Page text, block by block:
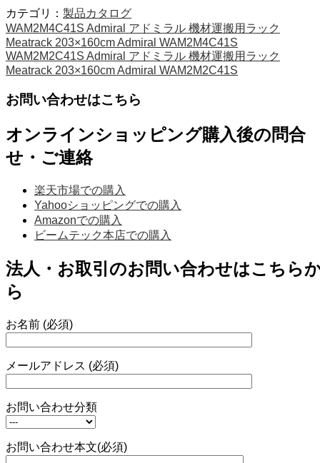
カテゴリ： 製品カタログ
WAM2M4C41S Admiral アドミラル 機材運搬用ラック
Meatrack 203×160cm Admiral WAM2M4C41S
WAM2M2C41S Admiral アドミラル 機材運搬用ラック
Meatrack 203×160cm Admiral WAM2M2C41S
お問い合わせはこちら
オンラインショッピング購入後の問合
せ・ご連絡
楽天市場での購入
Yahooショッピングでの購入
Amazonでの購入
ビームテック本店での購入
法人・お取引のお問い合わせはこちら
ら
お名前 (必須)
メールアドレス (必須)
お問い合わせ分類
お問い合わせ本文(必須)